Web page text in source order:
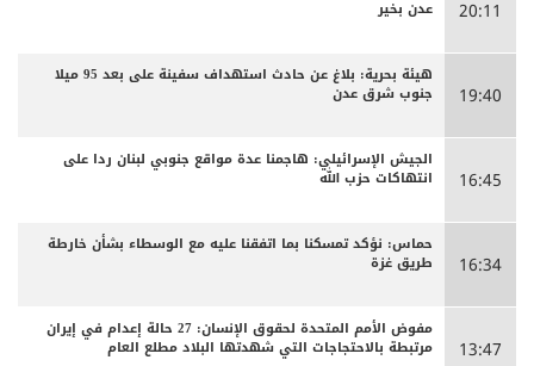
20:11 عدن بخير
19:40
هيئة بحرية: بلاغ عن حادث استهداف سفينة على بعد 95 ميلا
جنوب شرق عدن
16:45
الجيش الإسرائيلي: هاجمنا عدة مواقع جنوبي لبنان ردا على
انتهاكات حزب الله
16:34
حماس: نؤكد تمسكنا بما اتفقنا عليه مع الوسطاء بشأن خارطة
طريق غزة
13:47
مفوض الأمم المتحدة لحقوق الإنسان: 27 حالة إعدام في إيران
مرتبطة بالاحتجاجات التي شهدتها البلاد مطلع العام